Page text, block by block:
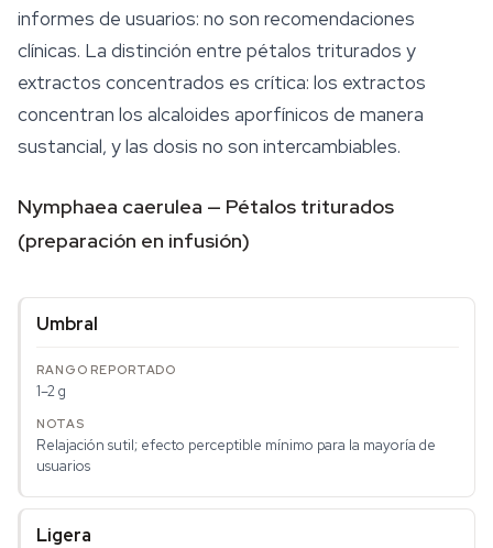
informes de usuarios: no son recomendaciones
clínicas. La distinción entre pétalos triturados y
extractos concentrados es crítica: los extractos
concentran los alcaloides aporfínicos de manera
sustancial, y las dosis no son intercambiables.
Nymphaea caerulea — Pétalos triturados
(preparación en infusión)
Umbral
1–2 g
Relajación sutil; efecto perceptible mínimo para la mayoría de
usuarios
Ligera